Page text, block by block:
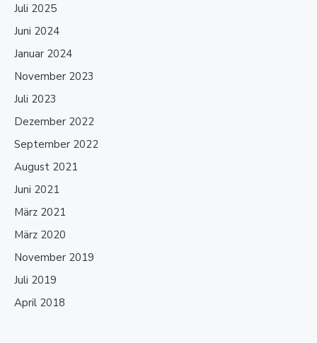
Juli 2025
Juni 2024
Januar 2024
November 2023
Juli 2023
Dezember 2022
September 2022
August 2021
Juni 2021
März 2021
März 2020
November 2019
Juli 2019
April 2018